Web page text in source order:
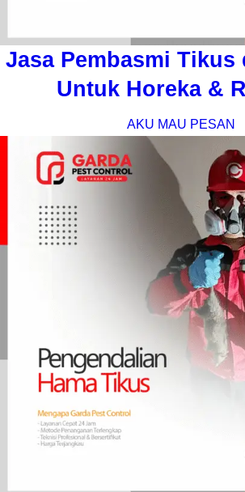
Jasa Pembasmi Tikus
Untuk Horeka &
AKU MAU PESAN